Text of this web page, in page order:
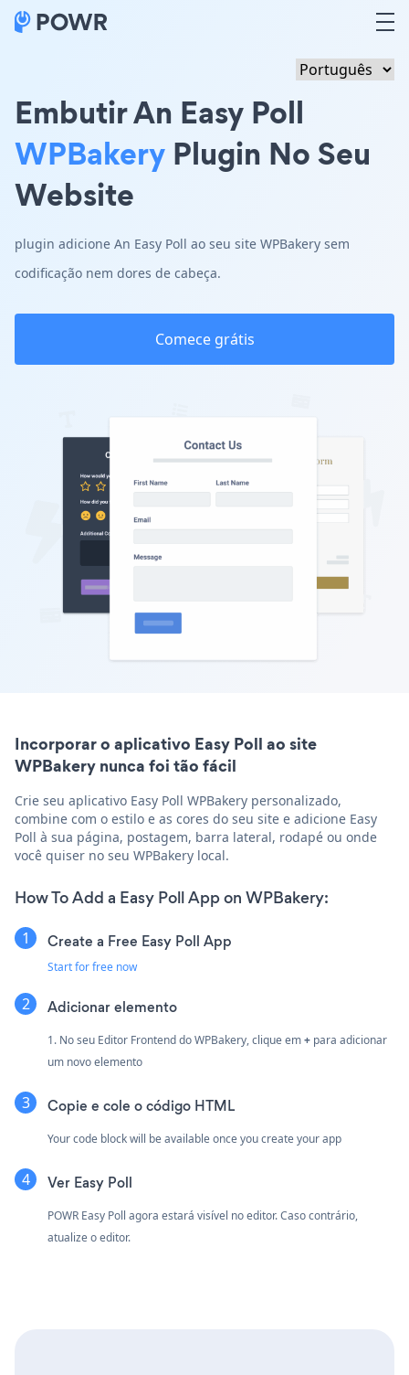
Embutir An Easy Poll
WPBakery Plugin No Seu
Website
plugin adicione An Easy Poll ao seu site WPBakery sem
codificação nem dores de cabeça.
Comece grátis
Incorporar o aplicativo Easy Poll ao site
WPBakery nunca foi tão fácil
Crie seu aplicativo Easy Poll WPBakery personalizado,
combine com o estilo e as cores do seu site e adicione Easy
Poll à sua página, postagem, barra lateral, rodapé ou onde
você quiser no seu WPBakery local.
How To Add a Easy Poll App on WPBakery:
Create a Free Easy Poll App
Start for free now
Adicionar elemento
1. No seu Editor Frontend do WPBakery, clique em+ para adicionar
um novo elemento
Copie e cole o código HTML
Your code block will be available once you create your app
Ver Easy Poll
POWR Easy Poll agora estará visível no editor. Caso contrário,
atualize o editor.